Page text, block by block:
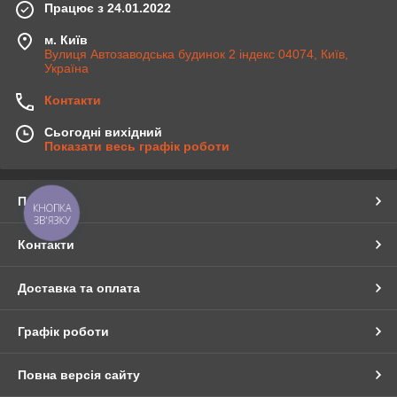
Працює з 24.01.2022
м. Київ
Вулиця Автозаводська будинок 2 індекс 04074, Київ,
Україна
Контакти
Сьогодні вихідний
Показати весь графік роботи
Про нас
Контакти
Доставка та оплата
Графік роботи
Повна версія сайту
КНОПКА
ЗВ'ЯЗКУ